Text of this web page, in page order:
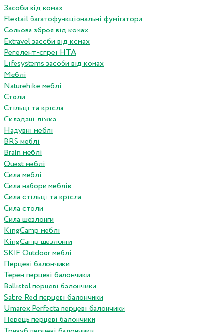
Засоби від комах
Flextail багатофункціональні фумігатори
Сольова зброя від комах
Extravel засоби від комах
Репелент-спреї HTA
Lifesystems засоби від комах
Меблі
Naturehike меблі
Столи
Стільці та крісла
Складані ліжка
Надувні меблі
BRS меблі
Brain меблі
Quest меблі
Сила меблі
Сила набори меблів
Сила стільці та крісла
Сила столи
Сила шезлонги
KingCamp меблі
KingCamp шезлонги
SKIF Outdoor меблі
Перцеві балончики
Терен перцеві балончики
Ballistol перцеві балончики
Sabre Red перцеві балончики
Umarex Perfecta перцеві балончики
Перець перцеві балончики